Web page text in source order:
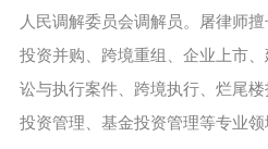
人民调解委员会调解员。屠律师
投资并购、跨境重组、企业上市
讼与执行案件、跨境执行、烂尾
投资管理、基金投资管理等专业领